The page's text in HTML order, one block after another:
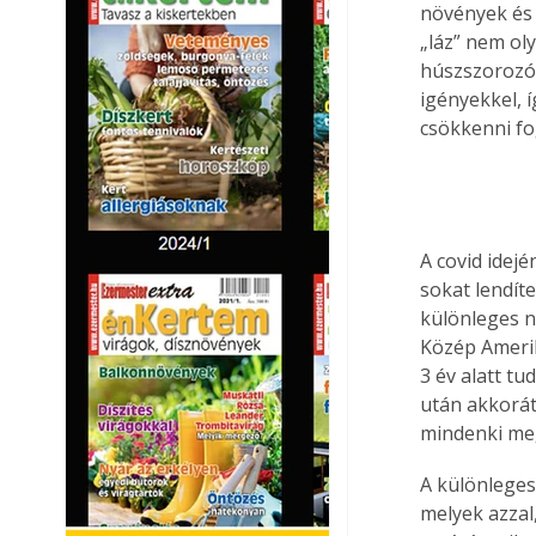
növények
„láz” nem
igényekkel,
csökkenni
A covid
sokat
különleges
Közép
3 év alatt
után
mindenki
A
melyek